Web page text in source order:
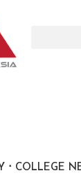
COLLEGE